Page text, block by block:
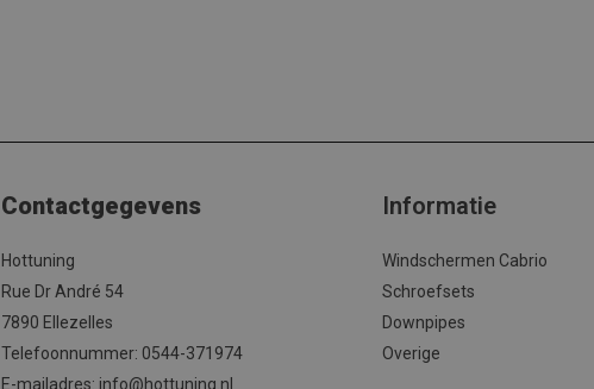
Contactgegevens
Hottuning
Rue Dr André 54
7890 Ellezelles
Telefoonnummer: 0544-371974
E-mailadres: info@hottuning.nl
Informatie
Windschermen Cabrio
Schroefsets
Downpipes
Overige